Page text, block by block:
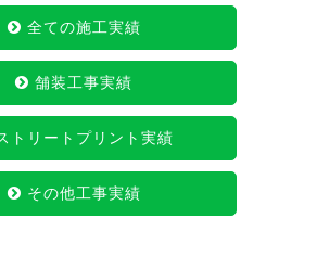
全ての施工実績
舗装工事実績
トリートプリント実績
その他工事実績